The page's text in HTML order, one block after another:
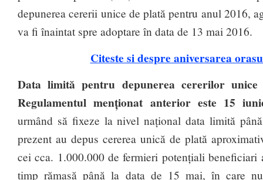
depunerea cererii unice de plată pentru anul 2016,
va fi înaintat spre adoptare în data de 13 mai 2016.
Citeste si despre aniversarea
Data limită pentru depunerea cererilor
Regulamentul menționat anterior este 15
urmând să fixeze la nivel național data limită
prezent au depus cererea unică de plată
cei cca. 1.000.000 de fermieri potențiali beneficiari
timp rămasă până la data de 15 mai, în care